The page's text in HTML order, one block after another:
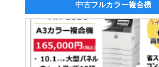
中古フルカラー複合機